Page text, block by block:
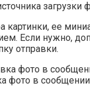
загрузки
картинки, ее
Если нужно,
отправки.
фото в